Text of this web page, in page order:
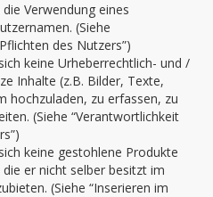
Verwendung eines
(Siehe
des Nutzers”)
keine Urheberrechtlich- und /
Inhalte (z.B. Bilder, Texte,
hochzuladen, zu erfassen, zu
(Siehe “Verantwortlichkeit
keine gestohlene Produkte
er nicht selber besitzt im
(Siehe “Inserieren im